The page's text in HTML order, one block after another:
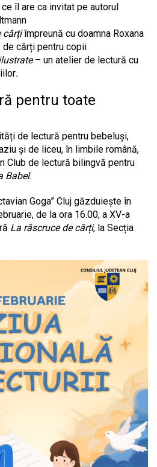
îl are ca invitat pe autorul
cărțiîmpreună cu doamna Roxana
de cărți pentru copii
– un atelier de lectură cu
.
pentru toate
de lectură pentru bebeluși,
și de liceu, în limbile română,
Club de lectură bilingvă pentru
Babel.
Goga” Cluj găzduiește în
de la ora 16.00, a XV-a
La răscruce de cărți, la Secția